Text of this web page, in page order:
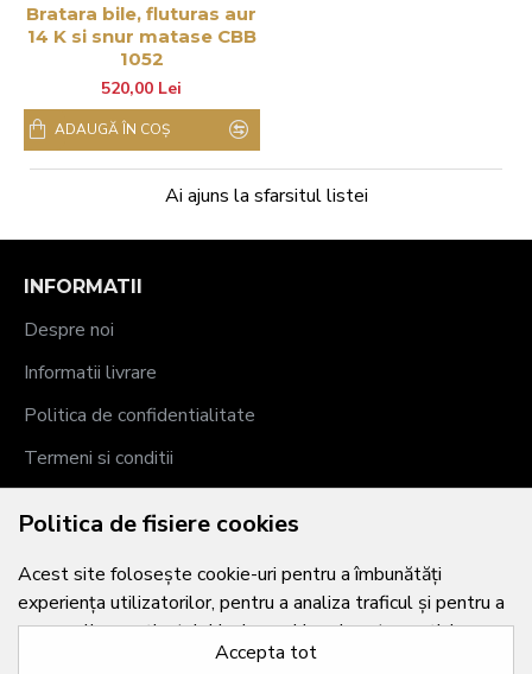
Bratara bile, fluturas aur
14 K si snur matase CBB
1052
520,00 Lei
ADAUGĂ ÎN COŞ
Ai ajuns la sfarsitul listei
INFORMATII
Despre noi
Informatii livrare
Politica de confidentialitate
Termeni si conditii
Contul meu
Contul meu
Politica de fisiere cookies
Acest site folosește cookie-uri pentru a îmbunătăți
experiența utilizatorilor, pentru a analiza traficul și pentru a
personaliza conținutul. Unele cookie-uri sunt esențiale
pentru funcționarea corectă a site-ului, iar altele necesită
Accepta tot